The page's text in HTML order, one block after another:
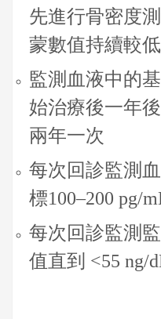
先進行骨密度
蒙數值持續較
監測血液中的
始治療後一年
兩年一次
每次回診監測
標100–200 pg/
每次回診監測
值直到 <55 ng/